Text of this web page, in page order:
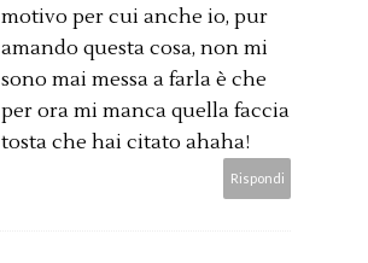
motivo per cui anche io, pur
amando questa cosa, non mi
sono mai messa a farla è che
per ora mi manca quella faccia
tosta che hai citato ahaha!
Rispondi